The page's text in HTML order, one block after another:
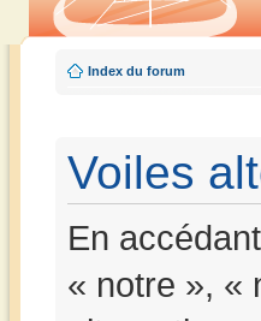
Index du forum
Voiles
En
« notre », «